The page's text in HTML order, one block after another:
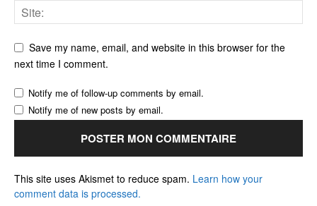
Save my name, email, and website in this browser for the
next time I comment.
Notify me of follow-up comments by email.
Notify me of new posts by email.
This site uses Akismet to reduce spam. Learn how your
comment data is processed.